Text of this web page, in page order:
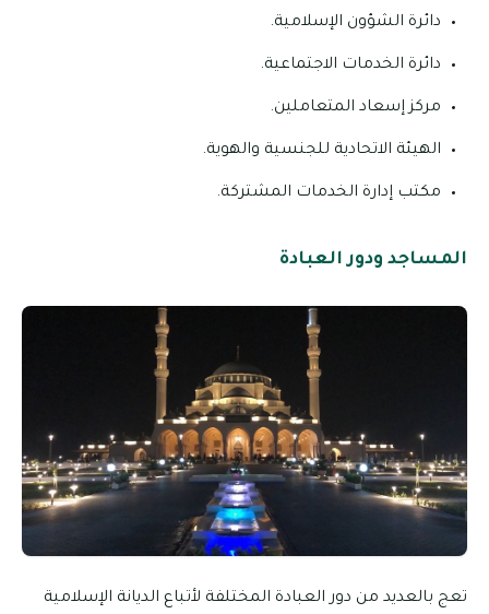
دائرة الشؤون الإسلامية.
دائرة الخدمات الاجتماعية.
مركز إسعاد المتعاملين.
الهيئة الاتحادية للجنسية والهوية.
مكتب إدارة الخدمات المشتركة.
المساجد ودور العبادة
تعج بالعديد من دور العبادة المختلفة لأتباع الديانة الإسلامية